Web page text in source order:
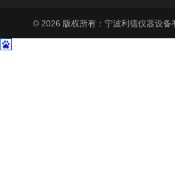
© 2026 版权所有：宁波利德仪器设